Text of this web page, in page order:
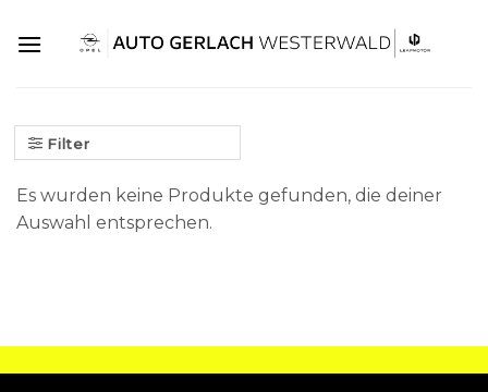
Filter
Es wurden keine Produkte gefunden, die deiner
Auswahl entsprechen.